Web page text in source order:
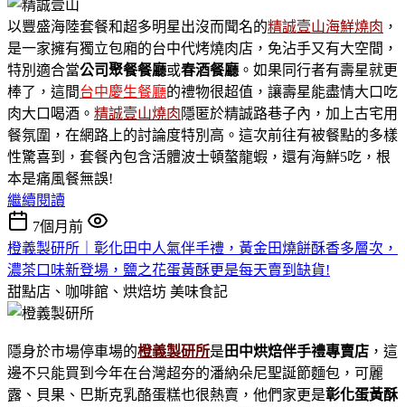
以豐盛海陸套餐和超多明星出沒而聞名的精誠壹山海鮮燒肉 ，
是一家擁有獨立包廂的台中代烤燒肉店，免沾手又有大空間，
特別適合當公司聚餐餐廳或春酒餐廳 。如果同行者有壽星就更
棒了，這間台中慶生餐廳的禮物很超值，讓壽星能盡情大口吃
肉大口喝酒。 精誠壹山燒肉隱匿於精誠路巷子內，加上古宅用
餐氛圍，在網路上的討論度特別高。這次前往有被餐點的多樣
性驚喜到，套餐內包含活體波士頓螯龍蝦，還有海鮮5吃，根
本是痛風餐無誤!
繼續閱讀
7個月前
橙義製研所｜彰化田中人氣伴手禮，黃金田燒餅酥香多層次，
濃茶口味新登場，鹽之花蛋黃酥更是每天賣到缺貨!
甜點店、咖啡館、烘焙坊 美味食記
隱身於市場停車場的橙義製研所是 田中烘焙伴手禮專賣店 ，這
邊不只能買到今年在台灣超夯的潘納朵尼聖誕節麵包，可麗
露、貝果、巴斯克乳酪蛋糕也很熱賣，他們家更是彰化蛋黃酥